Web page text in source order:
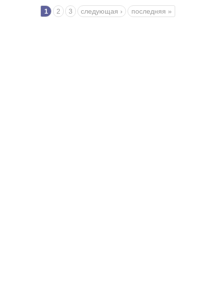
Страницы 1 2 3 следующая › последняя »